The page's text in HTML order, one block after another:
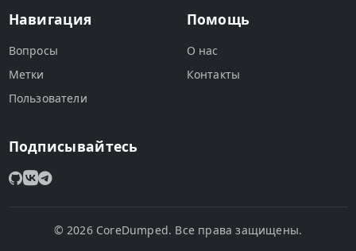
Навигация
Вопросы
Метки
Пользователи
Помощь
О нас
Контакты
Подписывайтесь
© 2026 CoreDumped. Все права защищены.